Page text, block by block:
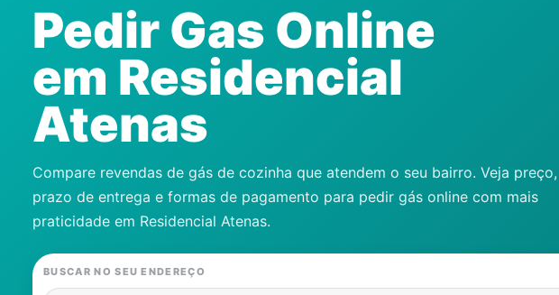
Revendedor
Notícias
Cadastre-se
Contatos
Pedir Gas Online
em Residencial
Atenas
Compare revendas de gás de cozinha que atendem o seu bairro. Veja preço,
prazo de entrega e formas de pagamento para pedir gás online com mais
praticidade em Residencial Atenas.
BUSCAR NO SEU ENDEREÇO